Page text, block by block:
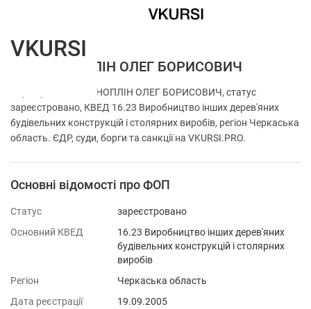
ФОП КОНОПЛІН ОЛЕГ БОРИСОВИЧ
Перевірка ФОП КОНОПЛІН ОЛЕГ БОРИСОВИЧ, статус
зареєстровано, КВЕД 16.23 Виробництво інших дерев'яних
будівельних конструкцій і столярних виробів, регіон Черкаська
область. ЄДР, суди, борги та санкції на VKURSI.PRO.
Основні відомості про ФОП
Статус
зареєстровано
Основний КВЕД
16.23 Виробництво інших дерев'яних
будівельних конструкцій і столярних
виробів
Регіон
Черкаська область
Дата реєстрації
19.09.2005
VKURSI